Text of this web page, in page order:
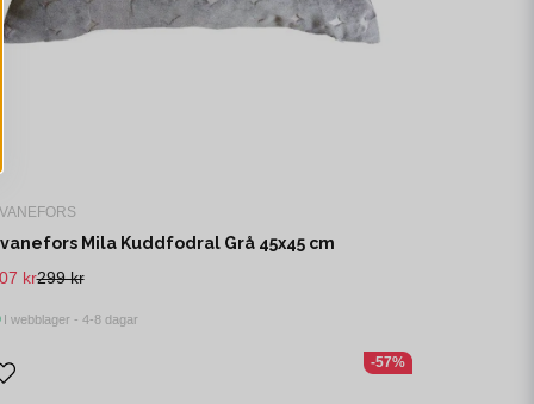
Mila Kuddfodral Grå 45x45 cm
299 kr
kr
I webblager - 4-8 dagar
-57%